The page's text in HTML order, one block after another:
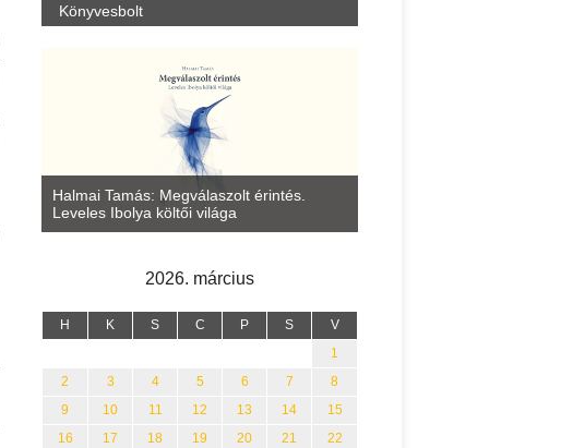
Könyvesbolt
Lakatos Fleisz Katalin: Vasárnap délután
Sárszegen
2026. március
H K S C P S V
1
2
3 4 5 6 7
8
9
10 11 12 13 14
15
16
17 18 19 20 21
22